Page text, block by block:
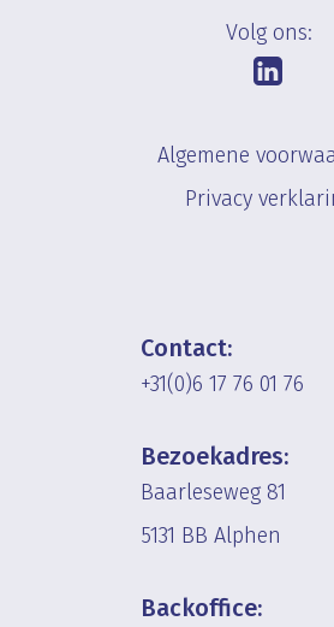
Volg ons:
Algemene
Privacy
Contact:
+31(0)6 17 76 01 76
Bezoekadres:
Baarleseweg 81
5131 BB Alphen
Backoffice: